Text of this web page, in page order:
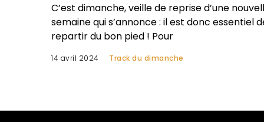
C’est dimanche, veille de reprise d’une
semaine qui s’annonce : il est donc essentiel
repartir du bon pied ! Pour
14 avril 2024 Track du dimanche